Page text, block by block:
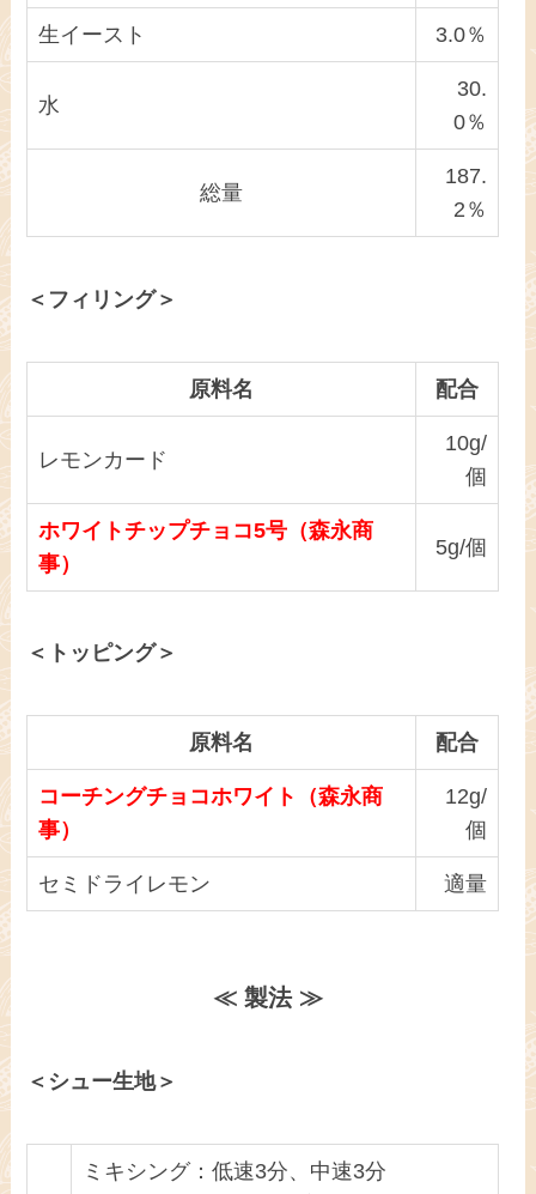
生イースト 3.0％
水
30.
0％
総量
187.
2％
＜フィリング＞
原料名 配合
レモンカード
10g/
個
ホワイトチップチョコ5号（森永商
事）
5g/個
＜トッピング＞
原料名 配合
コーチングチョコホワイト（森永商
事）
12g/
個
セミドライレモン 適量
≪ 製法 ≫
＜シュー生地＞
ミキシング：低速3分、中速3分